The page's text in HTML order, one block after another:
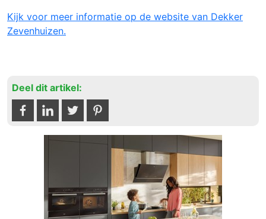
Kijk voor meer informatie op de website van Dekker
Zevenhuizen.
Deel dit artikel: